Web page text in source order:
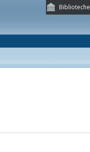
Biblioteche